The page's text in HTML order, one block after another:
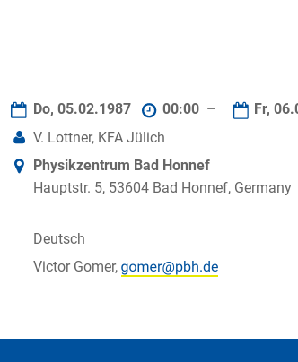
Do, 05.02.1987 00:00 – Fr,
V. Lottner, KFA Jülich
Physikzentrum Bad Honnef
Hauptstr. 5, 53604 Bad Honnef, Germany
Deutsch
Victor Gomer,